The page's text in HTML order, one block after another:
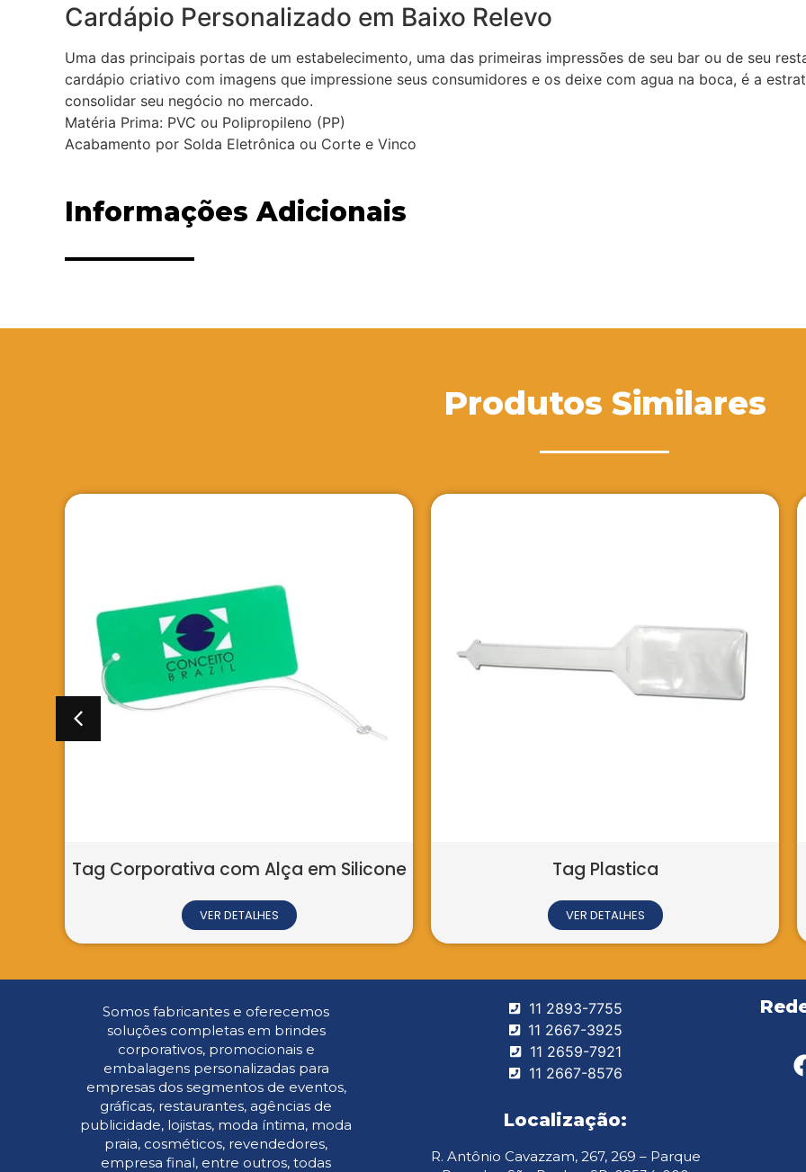
Cardápio Personalizado em Baixo Relevo
Uma das principais portas de um estabelecimento, uma das primeiras impressões de seu bar ou de seu
cardápio criativo com imagens que impressione seus consumidores e os deixe com agua na boca, é a
consolidar seu negócio no mercado.
Matéria Prima: PVC ou Polipropileno (PP)
Acabamento por Solda Eletrônica ou Corte e Vinco
Informações Adicionais
Produtos Similares
Plastica Mousepad Especial Empresarial
11 2893-7755
11 2667-3925
11 2659-7921
11 2667-8576
Localização:
R. Antônio Cavazzam, 267, 269 – Parque
Somos fabricantes e oferecemos
soluções completas em brindes
corporativos, promocionais e
embalagens personalizadas para
empresas dos segmentos de eventos,
gráficas, restaurantes, agências de
publicidade, lojistas, moda íntima, moda
praia, cosméticos, revendedores,
empresa final, entre outros, todas